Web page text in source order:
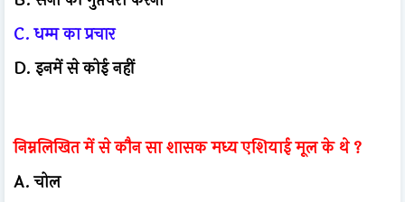
C. धम्म का प्रचार
D. इनमें से कोई नहीं
निम्नलिखित में से कौन सा शासक मध्य एशियाई मूल के थे ?
A. चोल